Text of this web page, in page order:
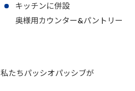
キッチンに併設
奥様用カウンター&パントリー
私たちパッシオパッシブが